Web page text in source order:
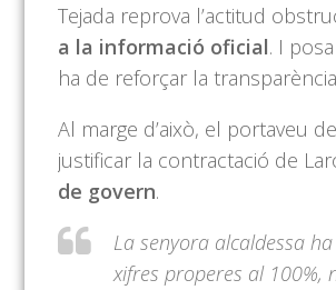
Tejada reprova l’actitud
a la informació oficial. I
ha de reforçar la
Al marge d’això, el portaveu
justificar la contractació de
de govern.
La senyora alcaldessa
xifres properes al